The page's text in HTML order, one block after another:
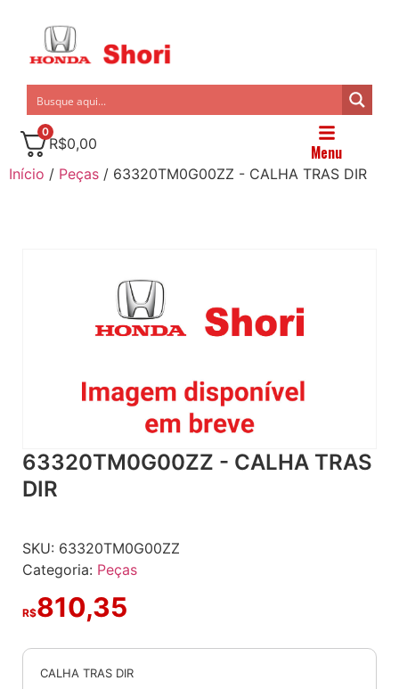
0
R$0,00 Menu
Início / Peças / 63320TM0G00ZZ - CALHA TRAS DIR
63320TM0G00ZZ - CALHA TRAS
DIR
SKU: 63320TM0G00ZZ
Categoria: Peças
R$810,35
CALHA TRAS DIR